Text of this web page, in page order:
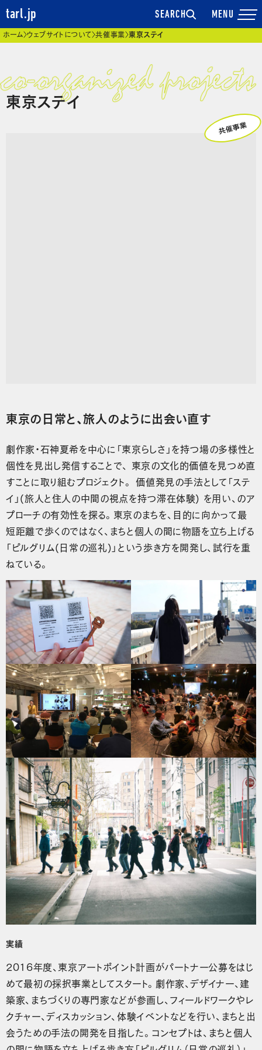
tarl.jp SEARCH
現在位置
ホーム ウェブサイトについて 共催事業 東京ステイ
東京ステイ
共催事業
東京の日常と、旅人のように出会い直す
劇作家・石神夏希を中心に「東京らしさ」を持つ場の多様性と
個性を見出し発信することで、 東京の文化的価値を見つめ直
すことに取り組むプロジェクト。 価値発見の手法として「ステ
イ」(旅人と住人の中間の視点を持つ滞在体験) を用い、のア
プローチの有効性を探る。東京のまちを、目的に向かって最
短距離で歩くのではなく、まちと個人の間に物語を立ち上げる
「ピルグリム(日常の巡礼)」という歩き方を開発し、試行を重
ねている。
実績
2016年度、東京アートポイント計画がパートナー公募をはじ
めて最初の採択事業としてスタート。劇作家、デザイナー、建
築家、まちづくりの専門家などが参画し、フィールドワークやレ
クチャー、ディスカッション、体験イベントなどを行い、まちと出
会うための手法の開発を目指した。コンセプトは、まちと個人